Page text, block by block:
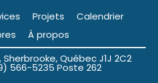
Projets
Calendrier
À propos
Sherbrooke, Québec J1J 2C2
5235 Poste 262